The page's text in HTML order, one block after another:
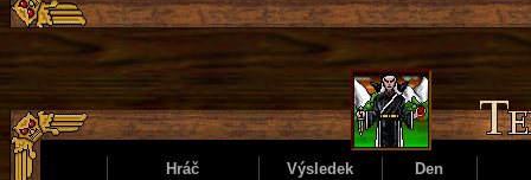
Hráč Výsledek
Den